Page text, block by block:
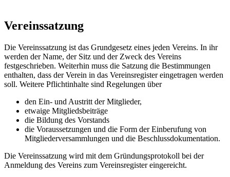
Vereinssatzung
Die Vereinssatzung ist das Grundgesetz eines jeden Vereins. In ihr
werden der Name, der Sitz und der Zweck des Vereins
festgeschrieben. Weiterhin muss die Satzung die Bestimmungen
enthalten, dass der Verein in das Vereinsregister eingetragen werden
soll. Weitere Pflichtinhalte sind Regelungen über
den Ein- und Austritt der Mitglieder,
etwaige Mitgliedsbeiträge
die Bildung des Vorstands
die Voraussetzungen und die Form der Einberufung von
Mitgliederversammlungen und die Beschlussdokumentation.
Die Vereinssatzung wird mit dem Gründungsprotokoll bei der
Anmeldung des Vereins zum Vereinsregister eingereicht.